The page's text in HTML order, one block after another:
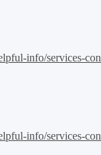
info/services-
info/services-